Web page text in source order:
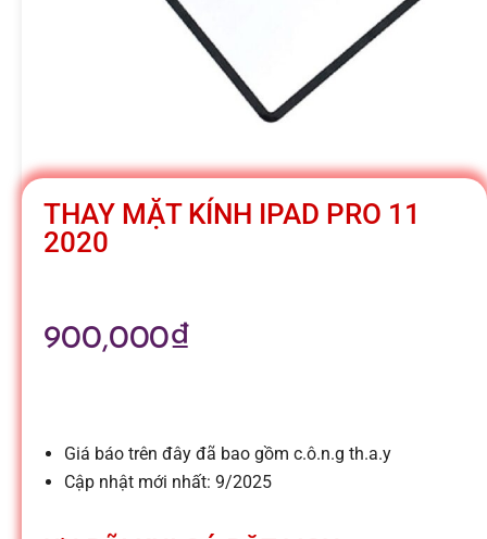
o
b
i
l
-
THAY MẶT KÍNH IPAD PRO 11
2020
900,000₫
Giá báo trên đây đã bao gồm c.ô.n.g th.a.y
Cập nhật mới nhất: 9/2025